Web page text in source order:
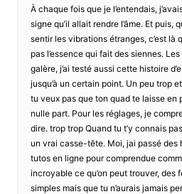
À chaque fois que je l’entendais,
signe qu’il allait rendre l’âme. Et puis,
sentir les vibrations étranges, c’est là
pas l’essence qui fait des siennes.
galère, j’ai testé aussi cette histoire
jusqu’à un certain point. Un peu trop
tu veux pas que ton quad te laisse en
nulle part. Pour les réglages, je
dire. trop trop Quand tu t’y connais
un vrai casse-tête. Moi, jai passé des
tutos en ligne pour comprendue
incroyable ce qu’on peut trouver, des
simples mais que tu n’aurais jamais